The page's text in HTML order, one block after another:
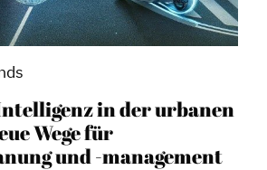
in der urbanen
Wege für
und -management